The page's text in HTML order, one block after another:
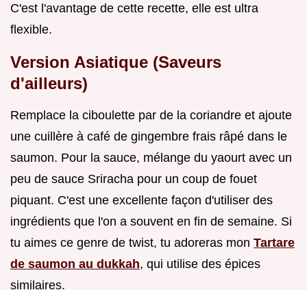
C'est l'avantage de cette recette, elle est ultra
flexible.
Version Asiatique (Saveurs
d'ailleurs)
Remplace la ciboulette par de la coriandre et ajoute
une cuillère à café de gingembre frais râpé dans le
saumon. Pour la sauce, mélange du yaourt avec un
peu de sauce Sriracha pour un coup de fouet
piquant. C'est une excellente façon d'utiliser des
ingrédients que l'on a souvent en fin de semaine. Si
tu aimes ce genre de twist, tu adoreras mon Tartare
de saumon au dukkah, qui utilise des épices
similaires.